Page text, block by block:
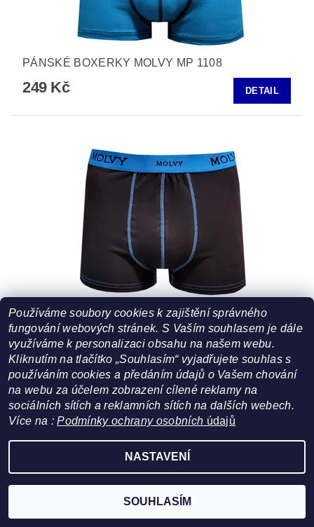
PÁNSKÉ BOXERKY MOLVY MP 1108
249 Kč DETAIL
PÁNSKÉ BOXERKY MOLVY MP 1109
249 Kč DETAIL
Používáme soubory cookies k zajištění správného
fungování webových stránek. S Vaším souhlasem je dále
využíváme k personalizaci obsahu na našem webu.
Kliknutím na tlačítko „Souhlasím“ vyjadřujete souhlas s
používáním cookies a předáním údajů o Vašem chování
na webu za účelem zobrazení cílené reklamy na
sociálních sítích a reklamních sítích na dalších webech.
Více na :Podmínky ochrany osobních údajů
NASTAVENÍ
SOUHLASÍM